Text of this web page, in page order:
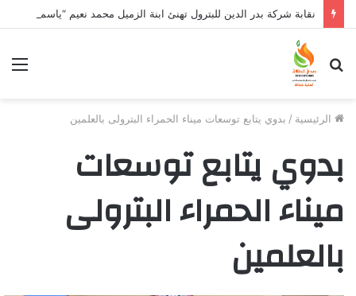
بحث
عن
الرئيسية / بدوي يتابع توسعات ميناء الحمراء البترولى بالعلمين
بدوي يتابع توسعات
ميناء الحمراء البترولى
بالعلمين